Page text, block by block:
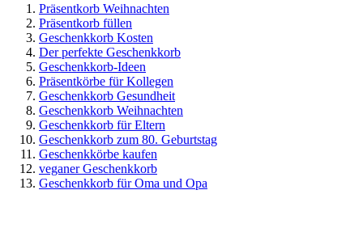
Präsentkorb Weihnachten
Präsentkorb füllen
Geschenkkorb Kosten
Der perfekte Geschenkkorb
Geschenkkorb-Ideen
Präsentkörbe für Kollegen
Geschenkkorb Gesundheit
Geschenkkorb Weihnachten
Geschenkkorb für Eltern
Geschenkkorb zum 80. Geburtstag
Geschenkkörbe kaufen
veganer Geschenkkorb
Geschenkkorb für Oma und Opa